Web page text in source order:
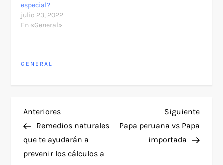
especial?
julio 23, 2022
En «General»
GENERAL
N
a
Entrada
anterior
Anteriores
Remedios naturales
que te ayudarán a
prevenir los cálculos a
Siguiente
Papa peruana vs Papa
importada